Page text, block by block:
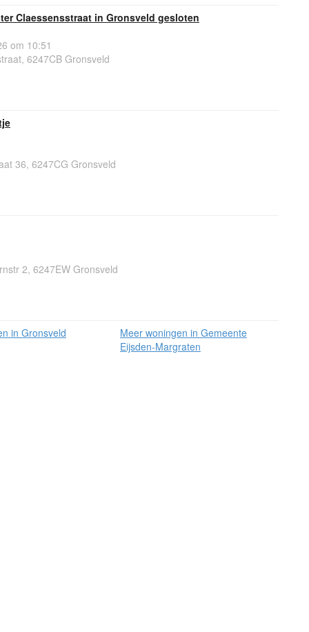
Claessensstraat in Gronsveld gesloten
om 10:51
6247CB Gronsveld
36, 6247CG Gronsveld
2, 6247EW Gronsveld
in Gronsveld
Meer woningen in Gemeente
Eijsden-Margraten